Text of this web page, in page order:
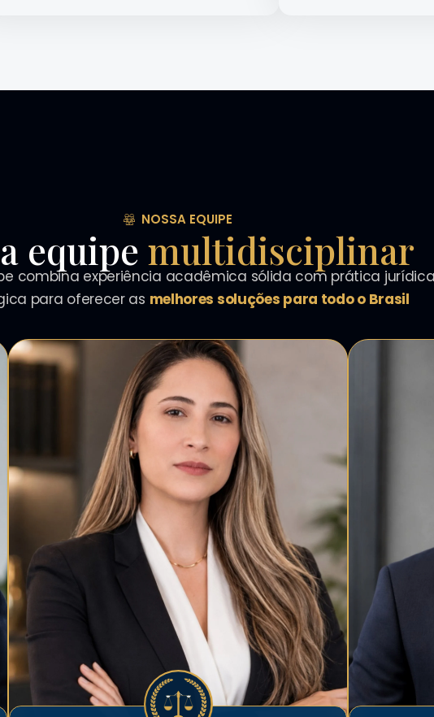
NOSSA EQUIPE
equipe multidisciplinar
combina experiência acadêmica sólida com prática jurídica
para oferecer as melhores soluções para todo o Brasil